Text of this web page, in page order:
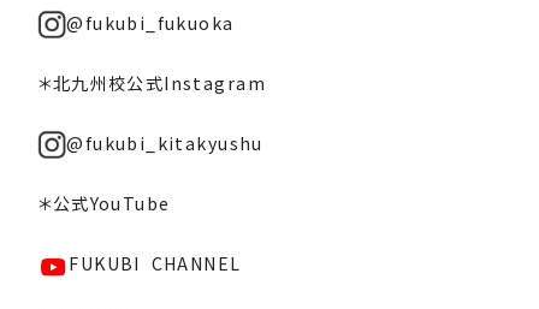
@fukubi_fukuoka
＊北九州校公式Instagram
@fukubi_kitakyushu
＊公式YouTube
FUKUBI CHANNEL